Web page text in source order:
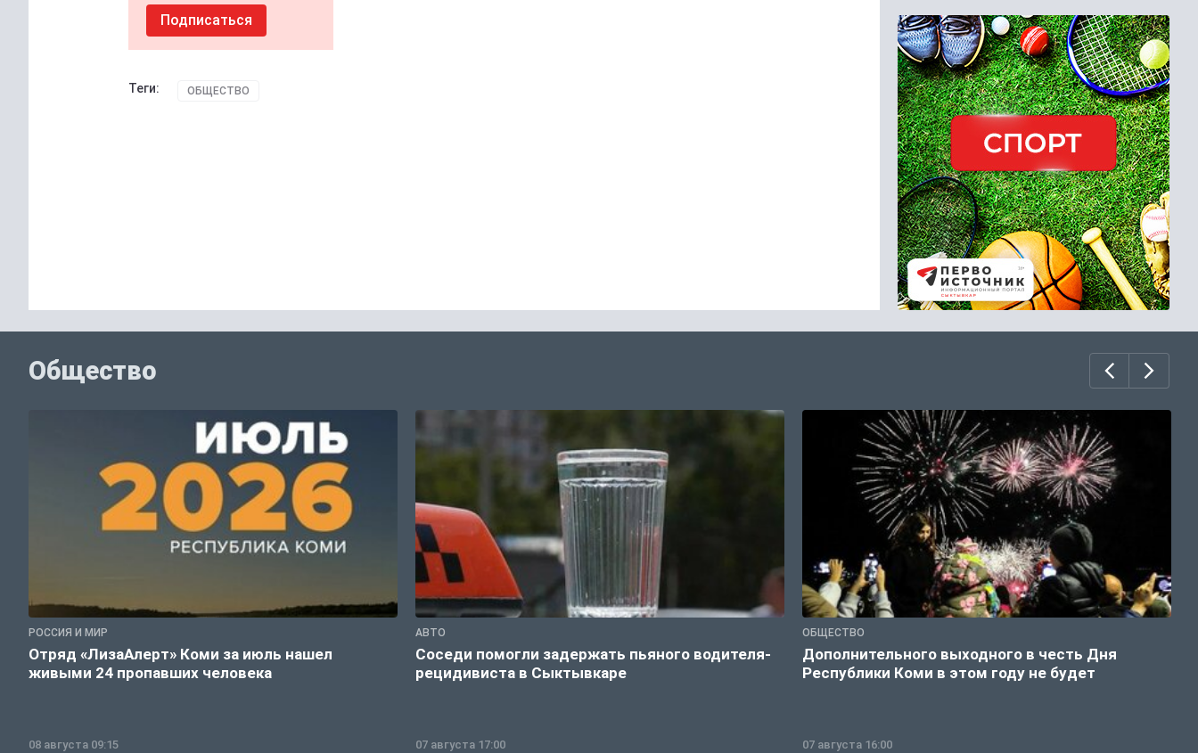
Подписаться
Теги: ОБЩЕСТВО
Общество
РОССИЯ И МИР
Отряд «ЛизаАлерт» Коми за июль нашел
живыми 24 пропавших человека
08 августа 09:15
АВТО
Соседи помогли задержать пьяного водителя-
рецидивиста в Сыктывкаре
07 августа 17:00
ОБЩЕСТВО
Дополнительного выходного в честь Дня
Республики Коми в этом году не будет
07 августа 16:00